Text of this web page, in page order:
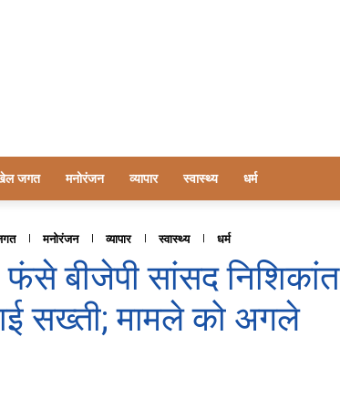
जगत मनोरंजन व्यापार स्वास्थ्य धर्म
मनोरंजन व्यापार स्वास्थ्य धर्म
बीजेपी सांसद निशिकांत
सख्ती; मामले को अगले